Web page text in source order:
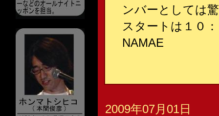
ンバーとしては
スタートは１０
NAMAE
2009年07月01日